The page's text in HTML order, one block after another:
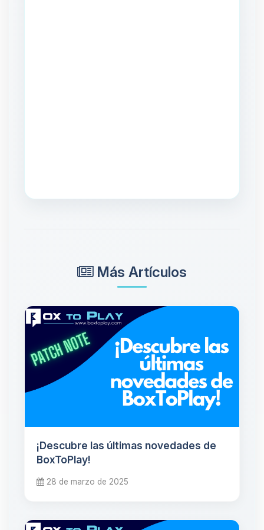
Más Artículos
¡Descubre las últimas novedades de
BoxToPlay!
28 de marzo de 2025